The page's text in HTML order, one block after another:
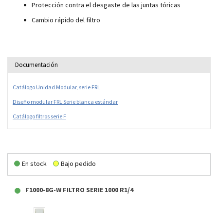
Protección contra el desgaste de las juntas tóricas
Cambio rápido del filtro
Documentación
Catálogo Unidad Modular, serie FRL
Diseño modular FRL Serie blanca estándar
Catálogo filtros serie F
En stock Bajo pedido
F1000-8G-W FILTRO SERIE 1000 R1/4